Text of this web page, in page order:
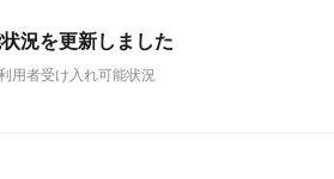
況を更新しました
用者受け入れ可能状況